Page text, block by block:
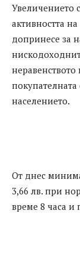
Увеличението
активността
допринесе за
населението.
От днес
3,66 лв. при
време 8 часа и